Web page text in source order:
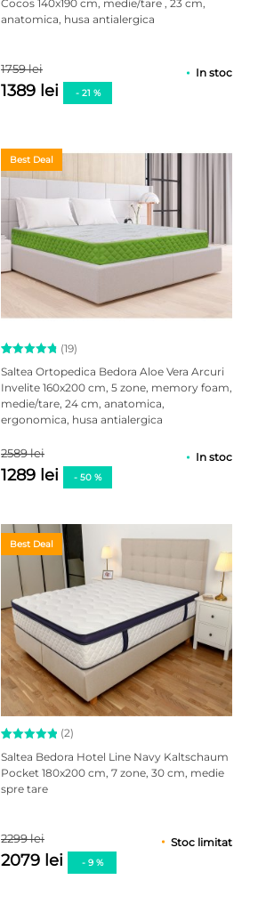
5 pe baza
aevaluări
Cocos 140x190 cm, medie/tare , 23 cm,
anatomica, husa antialergica
1759 lei
1389 lei - 21 %
In stoc
Best Deal
Evaluat la
5 pe baza
a
19
evaluări
de la
clienți
(19)
Saltea Ortopedica Bedora Aloe Vera Arcuri
Invelite 160x200 cm, 5 zone, memory foam,
medie/tare, 24 cm, anatomica,
ergonomica, husa antialergica
2589 lei
1289 lei - 50 %
In stoc
Best Deal
Evaluat la
5.00din
5 pe baza
a
2
evaluări
(2)
Saltea Bedora Hotel Line Navy Kaltschaum
Pocket 180x200 cm, 7 zone, 30 cm, medie
spre tare
2299 lei
2079 lei - 9 %
Stoc limitat